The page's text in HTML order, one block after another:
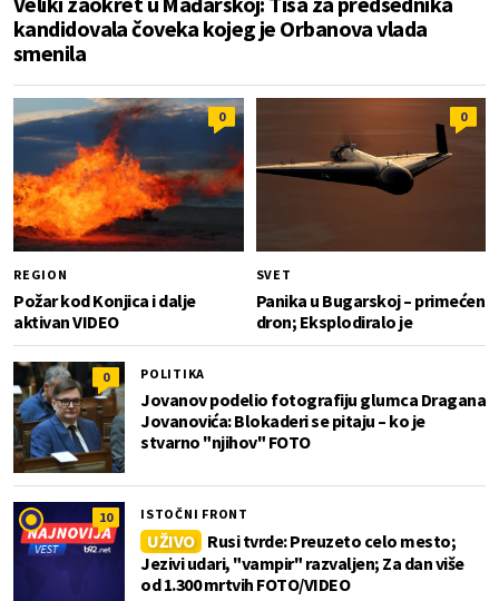
kandidovala čoveka kojeg je Orbanova vlada
smenila
0
REGION
Požar kod Konjica i dalje
aktivan VIDEO
0
SVET
Panika u Bugarskoj – primećen
dron; Eksplodiralo je
0 POLITIKA
Jovanov podelio fotografiju glumca Dragana
Jovanovića: Blokaderi se pitaju – ko je
stvarno "njihov" FOTO
10 ISTOČNI FRONT
UŽIVO
Rusi tvrde: Preuzeto celo mesto;
Jezivi udari, "vampir" razvaljen; Za dan više
od 1.300 mrtvih FOTO/VIDEO